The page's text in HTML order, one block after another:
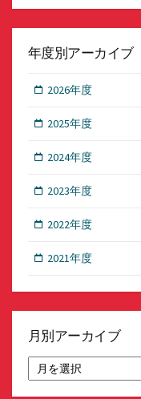
年度別アーカイブ
2026年度
2025年度
2024年度
2023年度
2022年度
2021年度
月別アーカイブ
別
ア